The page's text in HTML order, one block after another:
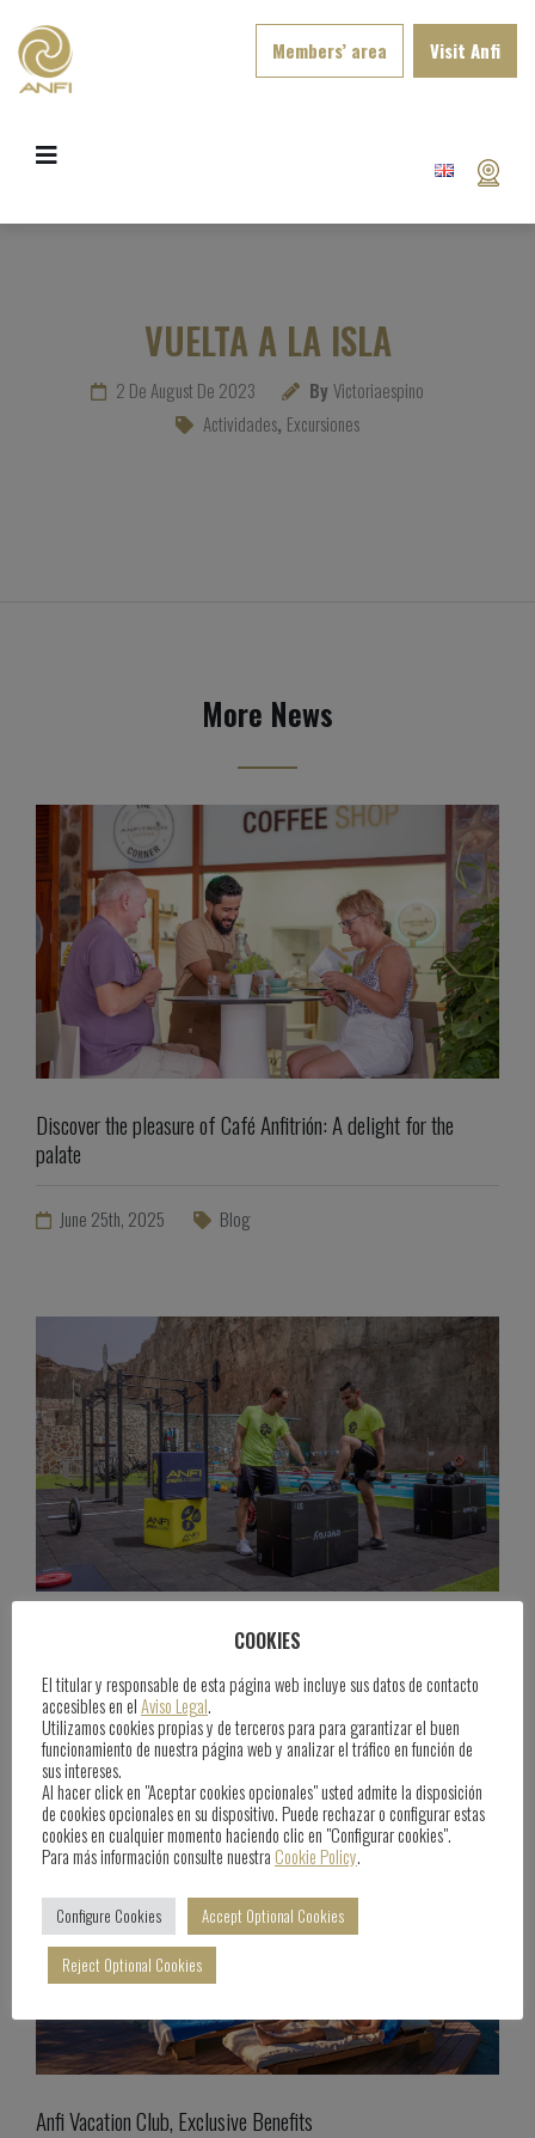
Members’ area Visit Anfi
VUELTA A LA ISLA
2 De August De 2023 ByVictoriaespino
Actividades, Excursiones
More News
Discover the pleasure of Café Anfitrión: A delight for the
palate
June 25th, 2025 Blog
June 25th, 2025 Blog
Anfi Vacation Club, Exclusive Benefits
COOKIES
El titular y responsable de esta página web incluye sus datos de contacto
accesibles en elAviso Legal.
Utilizamos cookies propias y de terceros para para garantizar el buen
funcionamiento de nuestra página web y analizar el tráfico en función de
sus intereses.
Al hacer click en "Aceptar cookies opcionales" usted admite la disposición
de cookies opcionales en su dispositivo. Puede rechazar o configurar estas
cookies en cualquier momento haciendo clic en "Configurar cookies".
Para más información consulte nuestra Cookie Policy.
Configure Cookies Accept Optional Cookies
Reject Optional Cookies